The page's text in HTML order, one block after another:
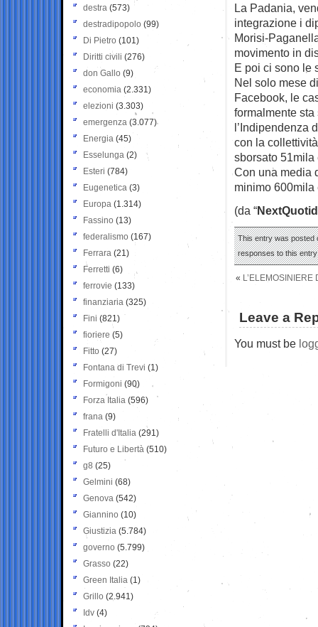
La Padania,
integrazione i
Morisi-
movimento in
E poi ci sono le
Nel solo mese
Facebook, le
formalmente
l’Indipendenza
con la
sborsato 51mila
Con una media
minimo 600mila
(da “
This entry was posted
responses to this
« L’ELEMOSINIERE
Leave a
You must be
destra (573)
destradipopolo (99)
Di Pietro (101)
Diritti civili (276)
don Gallo (9)
economia (2.331)
elezioni (3.303)
emergenza (3.077)
Energia (45)
Esselunga (2)
Esteri (784)
Eugenetica (3)
Europa (1.314)
Fassino (13)
federalismo (167)
Ferrara (21)
Ferretti (6)
ferrovie (133)
finanziaria (325)
Fini (821)
fioriere (5)
Fitto (27)
Fontana di Trevi (1)
Formigoni (90)
Forza Italia (596)
frana (9)
Fratelli d'Italia (291)
Futuro e Libertà (510)
g8 (25)
Gelmini (68)
Genova (542)
Giannino (10)
Giustizia (5.784)
governo (5.799)
Grasso (22)
Green Italia (1)
Grillo (2.941)
Idv (4)